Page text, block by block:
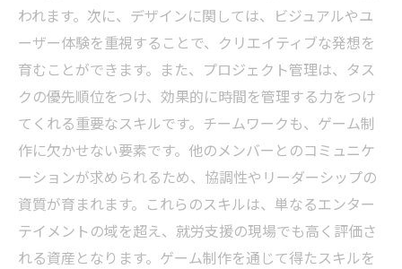
われます。次に、デザインに関しては、ビジュアルやユ
ーザー体験を重視することで、クリエイティブな発想を
育むことができます。また、プロジェクト管理は、タス
クの優先順位をつけ、効果的に時間を管理する力をつけ
てくれる重要なスキルです。チームワークも、ゲーム制
作に欠かせない要素です。他のメンバーとのコミュニケ
ーションが求められるため、協調性やリーダーシップの
資質が育まれます。これらのスキルは、単なるエンター
テイメントの域を超え、就労支援の現場でも高く評価さ
れる資産となります。ゲーム制作を通じて得たスキルを